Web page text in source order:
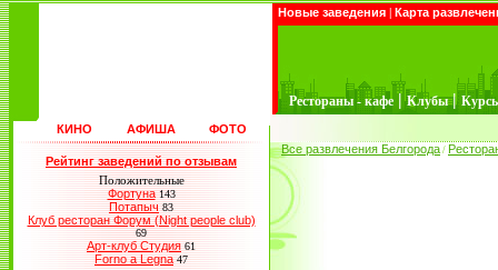
Новые заведения | Карта
Рестораны - кафе | Клубы |
КИНО АФИША ФОТО
Рейтинг заведений по отзывам
Положительные
Фортуна 143
Потапыч 83
Клуб ресторан Форум (Night people club)
69
Арт-клуб Студия 61
Forno a Legna 47
Все развлечения Белгорода /